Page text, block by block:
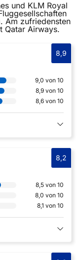
und KLM Royal
Am zufriedensten
Qatar Airways.
8,9
9,0 von 10
8,9 von 10
8,6 von 10
8,2
8,5 von 10
8,0 von 10
8,1 von 10